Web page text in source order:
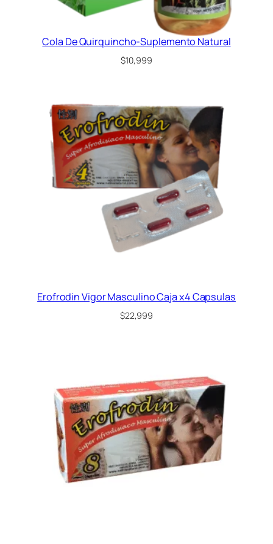
Cola De Quirquincho-Suplemento Natural
$10,999
Erofrodin Vigor Masculino Caja x4 Capsulas
$22,999